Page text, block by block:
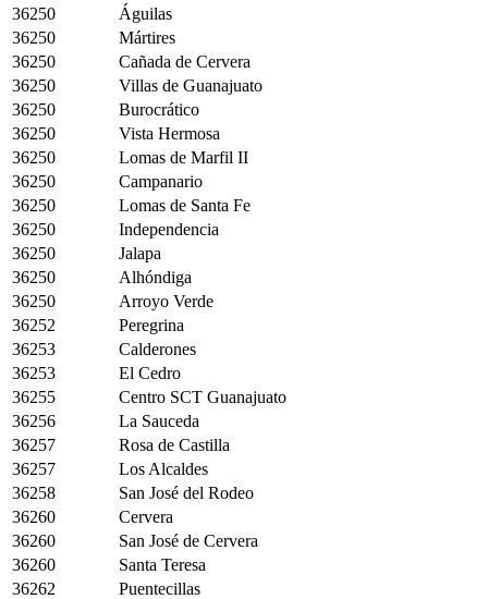
36250
Águilas
36250
Mártires
36250
Cañada de Cervera
36250
Villas de Guanajuato
36250
Burocrático
36250
Vista Hermosa
36250
Lomas de Marfil II
36250
Campanario
36250
Lomas de Santa Fe
36250
Independencia
36250
Jalapa
36250
Alhóndiga
36250
Arroyo Verde
36252
Peregrina
36253
Calderones
36253
El Cedro
36255
Centro SCT Guanajuato
36256
La Sauceda
36257
Rosa de Castilla
36257
Los Alcaldes
36258
San José del Rodeo
36260
Cervera
36260
San José de Cervera
36260
Santa Teresa
36262
Puentecillas